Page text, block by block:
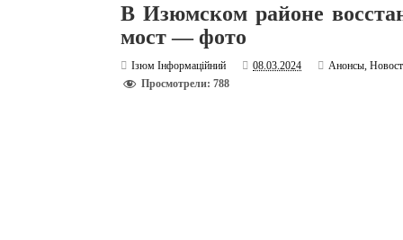
В Изюмском районе
мост — фото
Ізюм Інформаційний 08.03.2024 Анонсы,
Просмотрели: 788